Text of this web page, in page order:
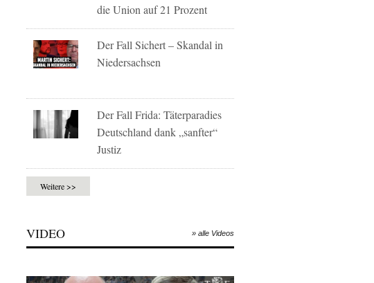
die Union auf 21 Prozent
Der Fall Sichert – Skandal in
Niedersachsen
Der Fall Frida: Täterparadies
Deutschland dank „sanfter“
Justiz
Weitere >>
VIDEO » alle Videos